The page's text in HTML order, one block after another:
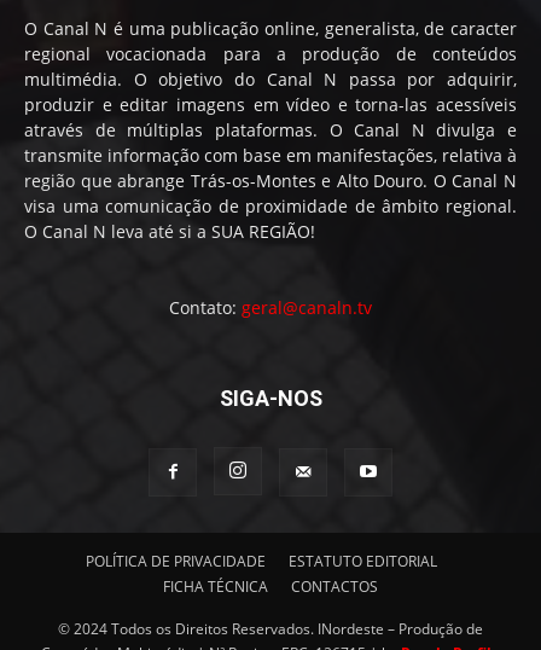
O Canal N é uma publicação online, generalista, de caracter
regional vocacionada para a produção de conteúdos
multimédia. O objetivo do Canal N passa por adquirir,
produzir e editar imagens em vídeo e torna-las acessíveis
através de múltiplas plataformas. O Canal N divulga e
transmite informação com base em manifestações, relativa à
região que abrange Trás-os-Montes e Alto Douro. O Canal N
visa uma comunicação de proximidade de âmbito regional.
O Canal N leva até si a SUA REGIÃO!
Contato: geral@canaln.tv
SIGA-NOS
POLÍTICA DE PRIVACIDADE
ESTATUTO EDITORIAL
FICHA TÉCNICA
CONTACTOS
© 2024 Todos os Direitos Reservados. INordeste – Produção de